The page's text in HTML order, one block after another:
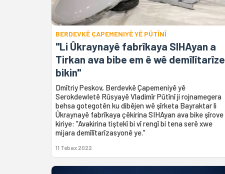
BERDEVKÊ ÇAPEMENIYÊ YÊ PÛTÎNÎ
"Li Ûkraynayê fabrîkaya SIHAyan a
Tirkan ava bibe em ê wê demîlîtarîze
bikin"
Dmîtriy Peskov, Berdevkê Çapemeniyê yê
Serokdewletê Rûsyayê Vladimîr Pûtînî ji rojnamegera
behsa gotegotên ku dibêjen wê şîrketa Bayraktar li
Ûkraynayê fabrîkaya çêkirina SIHAyan ava bike şîrove
kiriye: "Avakirina tiştekî bi vî rengî bi tena serê xwe
mijara demîlîtarîzasyonê ye."
11 Tebax 2022